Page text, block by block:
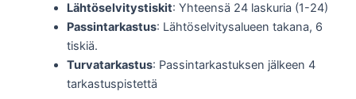
Lähtöselvitystiskit: Yhteensä 24 laskuria (1-24)
Passintarkastus: Lähtöselvitysalueen takana, 6
tiskiä.
Turvatarkastus: Passintarkastuksen jälkeen 4
tarkastuspistettä